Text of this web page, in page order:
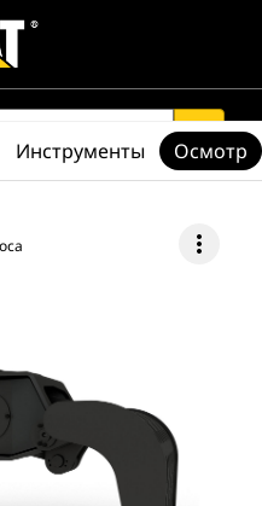
search
more_vert
Инструменты Осмотр